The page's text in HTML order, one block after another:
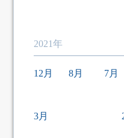
2021年
12月 8月 7月
3月